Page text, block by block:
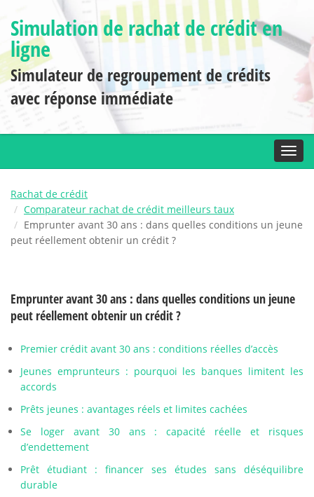
Simulation de rachat de crédit en
ligne
Simulateur de regroupement de crédits
avec réponse immédiate
Rachat de crédit
Comparateur rachat de crédit meilleurs taux
Emprunter avant 30 ans : dans quelles conditions un jeune
peut réellement obtenir un crédit ?
Emprunter avant 30 ans : dans quelles conditions un jeune
peut réellement obtenir un crédit ?
Premier crédit avant 30 ans : conditions réelles d’accès
Jeunes emprunteurs : pourquoi les banques limitent les
accords
Prêts jeunes : avantages réels et limites cachées
Se loger avant 30 ans : capacité réelle et risques
d’endettement
Prêt étudiant : financer ses études sans déséquilibre
durable